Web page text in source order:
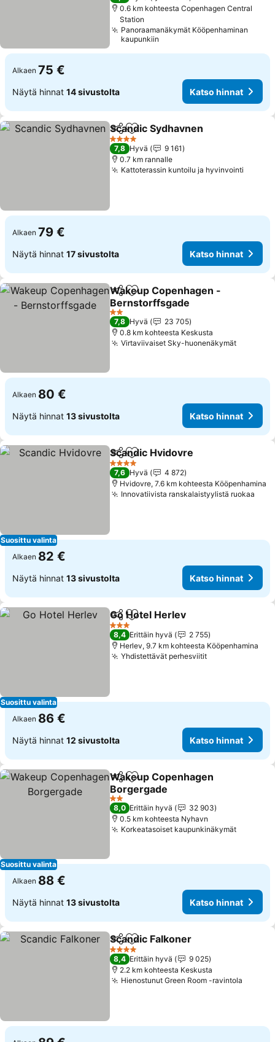
0.6 km kohteesta Copenhagen Central
Station
Panoraamanäkymät Kööpenhaminan
kaupunkiin
Alkaen 75 €
Näytä hinnat 14 sivustolta Katso hinnat
Jaa Lisää suosikkeihin
Scandic Sydhavnen
4 Tähtiluokitus
7,8 Hyvä
9 161
0.7 km rannalle
Kattoterassin kuntoilu ja hyvinvointi
Alkaen 79 €
Näytä hinnat 17 sivustolta Katso hinnat
Jaa Lisää suosikkeihin
Wakeup Copenhagen -
Bernstorffsgade
2 Tähtiluokitus
7,8 Hyvä
23 705
0.8 km kohteesta Keskusta
Virtaviivaiset Sky-huonenäkymät
Alkaen 80 €
Näytä hinnat 13 sivustolta Katso hinnat
Suosittu valinta
Jaa Lisää suosikkeihin
Scandic Hvidovre
4 Tähtiluokitus
7,6 Hyvä
4 872
Hvidovre, 7.6 km kohteesta Kööpenhamina
Innovatiivista ranskalaistyylistä ruokaa
Alkaen 82 €
Näytä hinnat 13 sivustolta Katso hinnat
Suosittu valinta
Jaa Lisää suosikkeihin
Go Hotel Herlev
3 Tähtiluokitus
8,4 Erittäin hyvä
2 755
Herlev, 9.7 km kohteesta Kööpenhamina
Yhdistettävät perhesviitit
Alkaen 86 €
Näytä hinnat 12 sivustolta Katso hinnat
Suosittu valinta
Jaa Lisää suosikkeihin
Wakeup Copenhagen
Borgergade
2 Tähtiluokitus
8,0 Erittäin hyvä
32 903
0.5 km kohteesta Nyhavn
Korkeatasoiset kaupunkinäkymät
Alkaen 88 €
Näytä hinnat 13 sivustolta Katso hinnat
Jaa Lisää suosikkeihin
Scandic Falkoner
4 Tähtiluokitus
8,4 Erittäin hyvä
9 025
2.2 km kohteesta Keskusta
Hienostunut Green Room -ravintola